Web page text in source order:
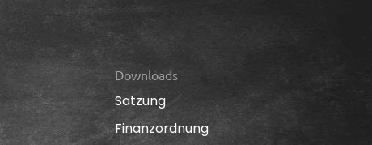
Downloads
Satzung
Finanzordnung